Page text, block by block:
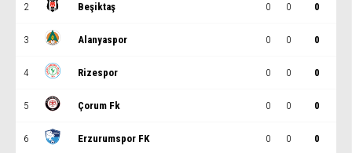
2 Beşiktaş 0 0 0
3 Alanyaspor 0 0 0
4 Rizespor 0 0 0
5 Çorum Fk 0 0 0
6 Erzurumspor FK 0 0 0